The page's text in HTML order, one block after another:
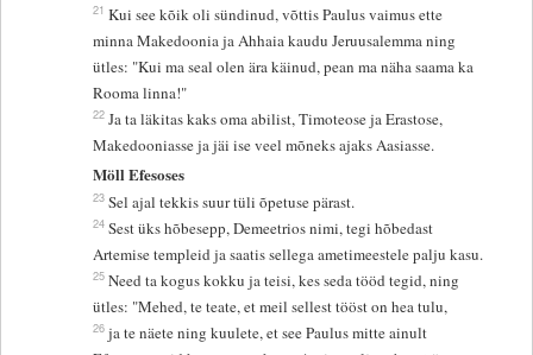
21 Kui see kõik oli sündinud, võttis Paulus vaimus ette
minna Makedoonia ja Ahhaia kaudu Jeruusalemma ning
ütles: "Kui ma seal olen ära käinud, pean ma näha saama ka
Rooma linna!"
22 Ja ta läkitas kaks oma abilist, Timoteose ja Erastose,
Makedooniasse ja jäi ise veel mõneks ajaks Aasiasse.
Möll Efesoses
23 Sel ajal tekkis suur tüli õpetuse pärast.
24 Sest üks hõbesepp, Demeetrios nimi, tegi hõbedast
Artemise templeid ja saatis sellega ametimeestele palju kasu.
25 Need ta kogus kokku ja teisi, kes seda tööd tegid, ning
ütles: "Mehed, te teate, et meil sellest tööst on hea tulu,
26 ja te näete ning kuulete, et see Paulus mitte ainult